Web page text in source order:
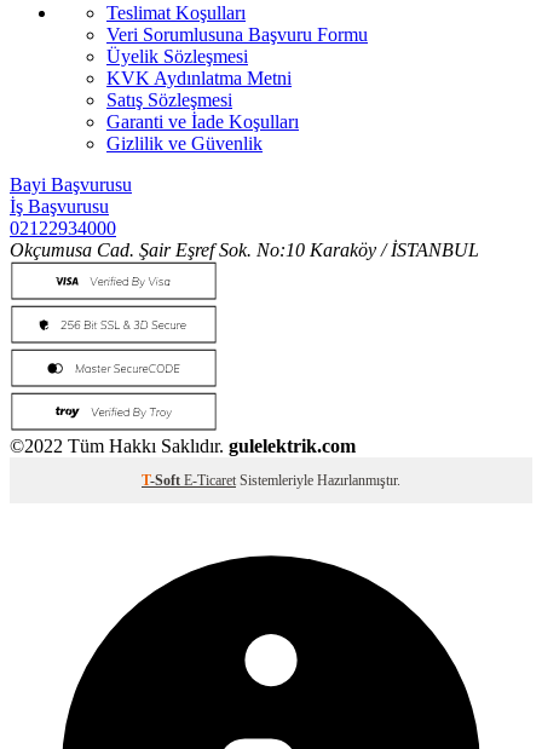
Teslimat Koşulları
Veri Sorumlusuna Başvuru Formu
Üyelik Sözleşmesi
KVK Aydınlatma Metni
Satış Sözleşmesi
Garanti ve İade Koşulları
Gizlilik ve Güvenlik
Bayi Başvurusu
İş Başvurusu
02122934000
Okçumusa Cad. Şair Eşref Sok. No:10 Karaköy / İSTANBUL
©2022 Tüm Hakkı Saklıdır. gulelektrik.com
T-Soft E-Ticaret Sistemleriyle Hazırlanmıştır.